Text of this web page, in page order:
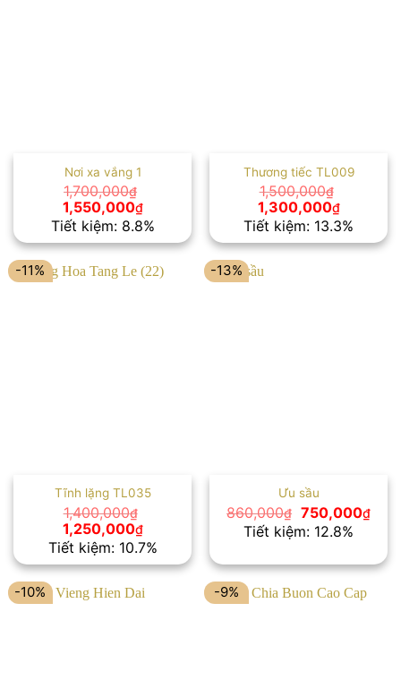
Nơi xa vắng 1
1,700,000₫
Giá
gốc
là:
1,700,000₫.
1,550,000₫Giá
hiện
tại
là:
1,550,000₫.
Tiết kiệm: 8.8%
Thương tiếc TL009
1,500,000₫
Giá
gốc
là:
1,500,000₫.
1,300,000₫Giá
hiện
tại
là:
Tiết kiệm: 13.3%
-11%
Tĩnh lặng TL035
1,400,000₫
Giá
gốc
là:
1,400,000₫.
1,250,000₫Giá
hiện
tại
là:
1,250,000₫.
Tiết kiệm: 10.7%
-13%
Ưu sầu
860,000₫ Giá
gốc
là:
750,000₫Giá
hiện
Tiết kiệm: 12.8%
-10% -9%